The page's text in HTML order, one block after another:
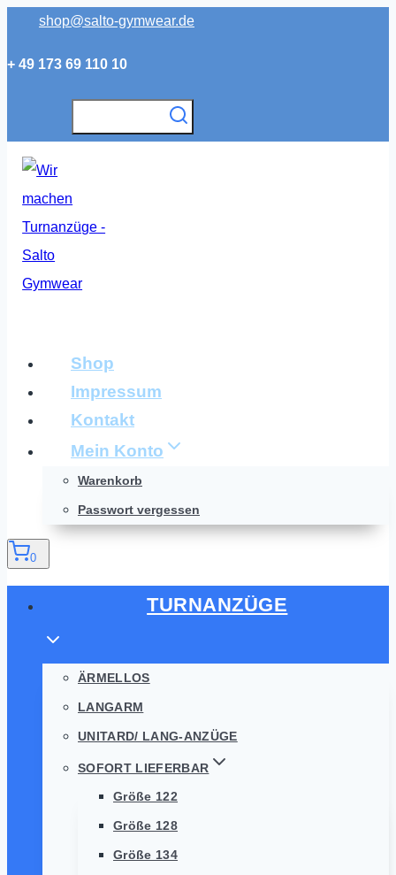
shop@salto-gymwear.de
+ 49 173 69 110 10
Shop
Impressum
Kontakt
Mein Konto
Warenkorb
Passwort vergessen
0
TURNANZÜGE
ÄRMELLOS
LANGARM
UNITARD/ LANG-ANZÜGE
SOFORT LIEFERBAR
Größe 122
Größe 128
Größe 134